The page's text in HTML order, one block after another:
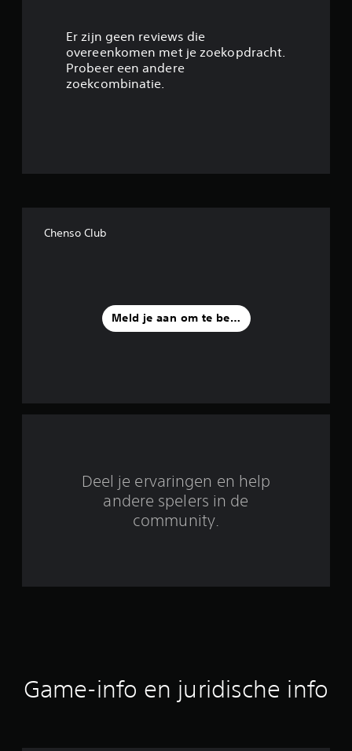
t
i
o
d
Er zijn geen reviews die
overeenkomen met je zoekopdracht.
Probeer een andere
zoekcombinatie.
Chenso Club
Meld je aan om te beoordelen
Deel je ervaringen en help
andere spelers in de
community.
Game-info en juridische info